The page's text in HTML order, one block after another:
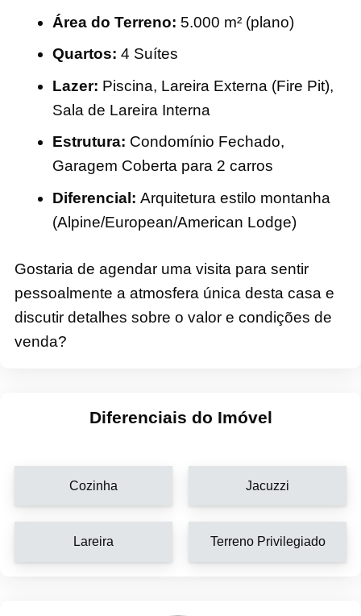
Área do Terreno: 5.000 m² (plano)
Quartos: 4 Suítes
Lazer: Piscina, Lareira Externa (Fire Pit),
Sala de Lareira Interna
Estrutura: Condomínio Fechado,
Garagem Coberta para 2 carros
Diferencial: Arquitetura estilo montanha
(Alpine/European/American Lodge)
Gostaria de agendar uma visita para sentir
pessoalmente a atmosfera única desta casa e
discutir detalhes sobre o valor e condições de
venda?
Diferenciais do Imóvel
Cozinha Jacuzzi
Lareira Terreno Privilegiado